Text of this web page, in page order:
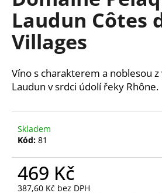
0,0
5
hvězdiček.
Laudun Côtes
Villages
Víno s charakterem a noblesou
Laudun v srdci údolí řeky Rhône.
Skladem
Kód: 81
469 Kč
387,60 Kč bez DPH
a
j
í
?
D